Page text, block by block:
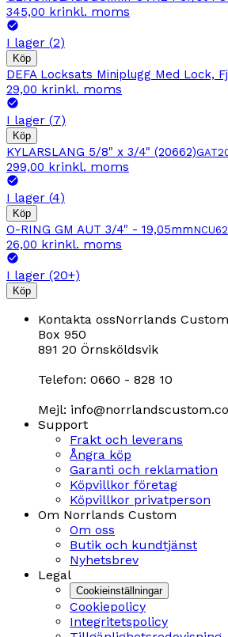
345,00 krinkl. moms
I lager (2)
Köp
DEFA Locksats Miniplugg Med Lock,
29,00 krinkl. moms
I lager (7)
Köp
KYLARSLANG 5/8" x 3/4" (20662)
299,00 krinkl. moms
I lager (4)
Köp
O-RING GM AUT 3/4" - 19,05mm
26,00 krinkl. moms
I lager (20+)
Köp
Kontakta ossNorrlands Custom
Box 950
891 20 Örnsköldsvik
Telefon: 0660 - 828 10
Mejl:
Support
Frakt och leverans
Ångra köp
Garanti och reklamation
Köpvillkor företag
Köpvillkor privatperson
Om Norrlands Custom
Om oss
Butik och kundtjänst
Nyhetsbrev
Legal
Cookieinställningar
Cookiepolicy
Integritetspolicy